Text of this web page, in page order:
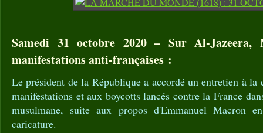
Samedi 31 octobre 2020 – Sur Al-Jazeera,
manifestations anti-françaises :
Le président de la République a accordé un entretien à la
manifestations et aux boycotts lancés contre la France
musulmane, suite aux propos d'Emmanuel Macron
caricature.